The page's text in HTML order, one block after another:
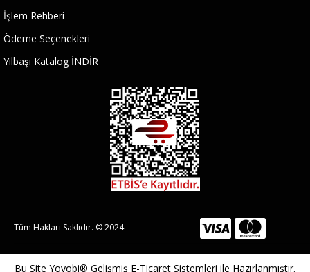
İşlem Rehberi
Ödeme Seçenekleri
Yılbaşı Katalog İNDİR
Tüm Hakları Saklıdır. © 2024
Bu Site Yoyobi® Gelişmiş E-Ticaret Sistemleri ile Hazırlanmıştır.